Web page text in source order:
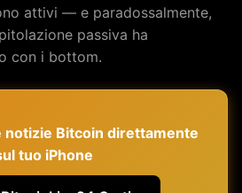
attivi — e paradossalmente,
passiva ha
con i bottom.
notizie Bitcoin direttamente
tuo iPhone